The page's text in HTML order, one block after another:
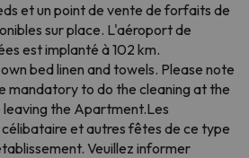
et un point de vente de forfaits de
sur place. L'aéroport de
est implanté à 102 km.
bed linen and towels. Please note
mandatory to do the cleaning at the
the Apartment.Les
et autres fêtes de ce type
Veuillez informer